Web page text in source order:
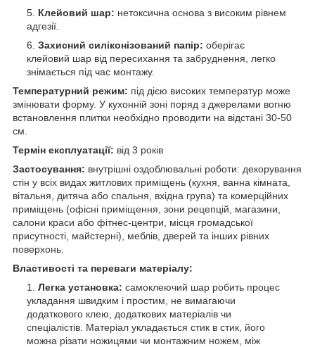
Клейовий шар: нетоксична основа з високим рівнем
адгезії.
Захисний силіконізований папір: оберігає
клейовий шар від пересихання та забруднення, легко
знімається під час монтажу.
Температурний режим: під дією високих температур може
змінювати форму. У кухонній зоні поряд з джерелами вогню
встановлення плитки необхідно проводити на відстані 30-50
см.
Термін експлуатації: від 3 років
Застосування: внутрішні оздоблювальні роботи: декорування
стін у всіх видах житлових приміщень (кухня, ванна кімната,
вітальня, дитяча або спальня, вхідна група) та комерційних
приміщень (офісні приміщення, зони рецепцій, магазини,
салони краси або фітнес-центри, місця громадської
присутності, майстерні), меблів, дверей та інших рівних
поверхонь.
Властивості та переваги матеріалу:
Легка установка: самоклеючий шар робить процес
укладання швидким і простим, не вимагаючи
додаткового клею, додаткових матеріалів чи
спеціалістів. Матеріал укладається стик в стик, його
можна різати ножицями чи монтажним ножем, між